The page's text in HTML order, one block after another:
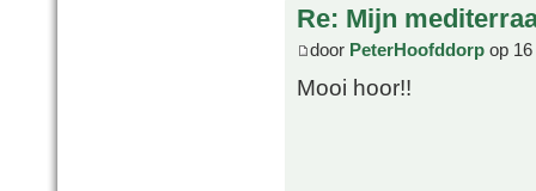
Re: Mijn
door PeterHoofddorp op
Mooi hoor!!